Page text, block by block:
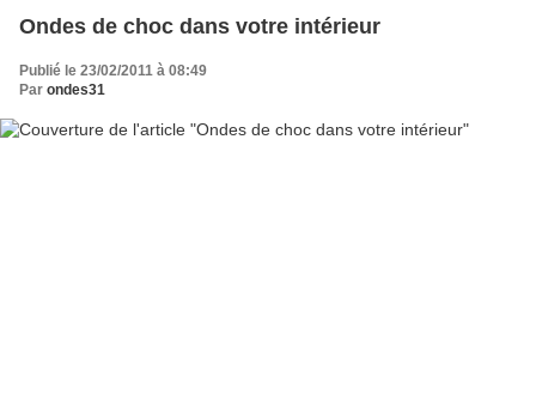
Ondes de choc dans votre intérieur
Publié le 23/02/2011 à 08:49
Par ondes31